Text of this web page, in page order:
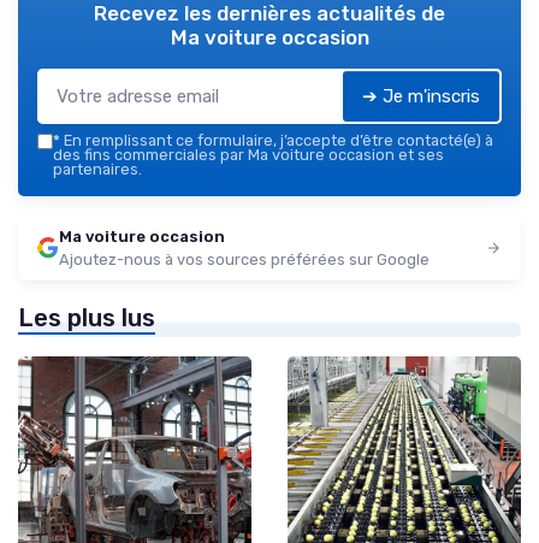
Recevez les dernières actualités de
Ma voiture occasion
➔ Je m'inscris
* En remplissant ce formulaire, j’accepte d’être contacté(e) à
des fins commerciales par Ma voiture occasion et ses
partenaires.
Ma voiture occasion
Ajoutez-nous à vos sources préférées sur Google
Les plus lus